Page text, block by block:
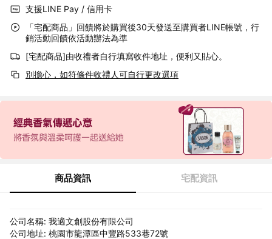
支援LINE Pay / 信用卡
「宅配商品」回饋將於購買後30天發送至購買者LINE帳號，行
銷活動回饋依活動辦法為準
[宅配商品]由收禮者自行填寫收件地址，便利又貼心。
別擔心，如符條件收禮人可自行更改選項
商品資訊 宅配資訊
公司名稱: 我適文創股份有限公司
公司地址: 桃園市龍潭區中豐路533巷72號